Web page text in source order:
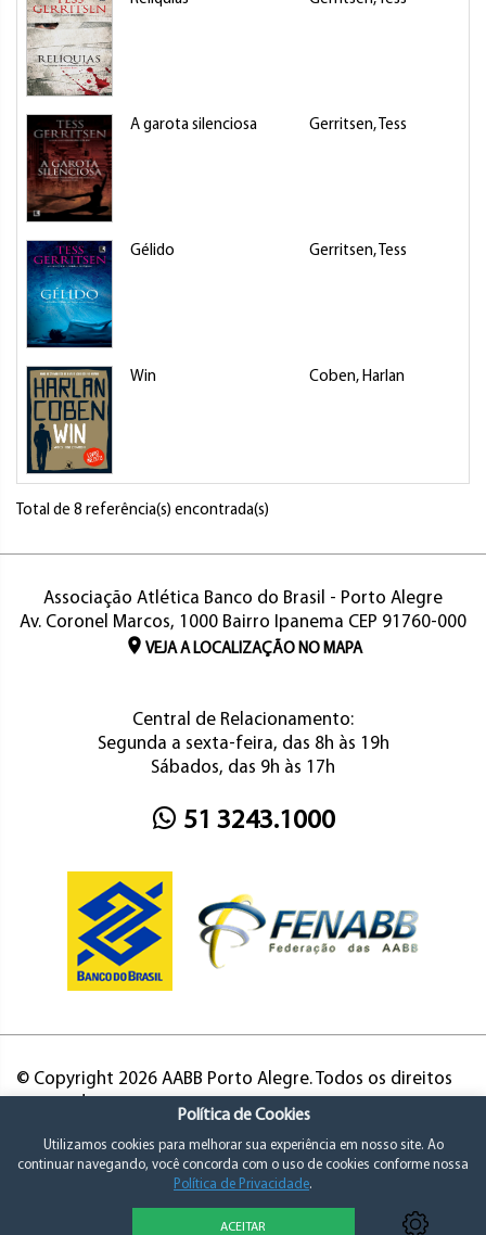
A garota silenciosa Gerritsen, Tess
Gélido Gerritsen, Tess
Win Coben, Harlan
Total de 8 referência(s) encontrada(s)
Associação Atlética Banco do Brasil - Porto Alegre
Av. Coronel Marcos, 1000 Bairro Ipanema CEP 91760-000
VEJA A LOCALIZAÇÃO NO MAPA
Central de Relacionamento:
Segunda a sexta-feira, das 8h às 19h
Sábados, das 9h às 17h
51 3243.1000
© Copyright 2026 AABB Porto Alegre. Todos os direitos
Política de Cookies
Utilizamos cookies para melhorar sua experiência em nosso site. Ao
continuar navegando, você concorda com o uso de cookies conforme nossa
Política de Privacidade.
ACEITAR